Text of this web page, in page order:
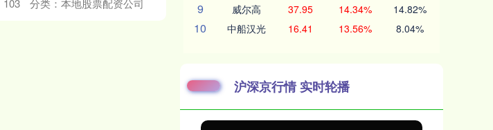
9 威尔高 37.95 14.34% 14.82%
10 中船汉光 16.41 13.56% 8.04%
沪深京行情 实时轮播